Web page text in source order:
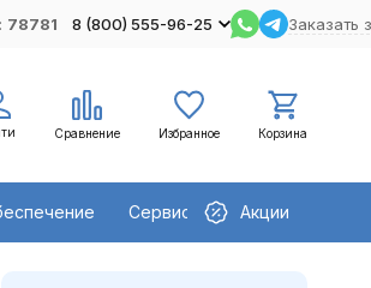
78781 8 (800) 555-96-25 Заказать
Сравнение Избранное Корзина
Сервисное оборудование
Акции